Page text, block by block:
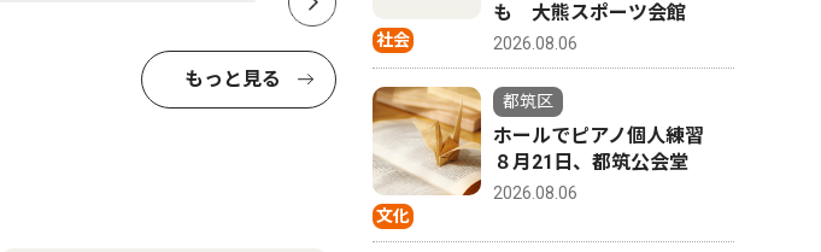
もっと見る
社会
も 大熊スポーツ会館
2026.08.06
文化
都筑区
ホールでピアノ個人練習
８月21日、都筑公会堂
2026.08.06